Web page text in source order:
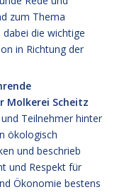
zum Thema
dabei die wichtige
in Richtung der
Molkerei Scheitz
Teilnehmer hinter
ökologisch
und beschrieb
und Respekt für
Ökonomie bestens